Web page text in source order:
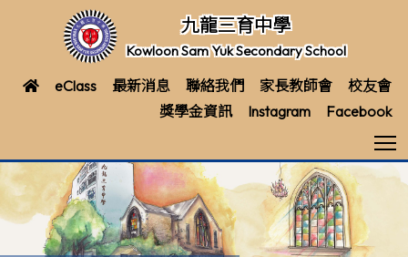
九龍三育中學
Kowloon Sam Yuk Secondary School
eClass 最新消息 聯絡我們 家長教師會
校友會
獎學金資訊
Instagram Facebook